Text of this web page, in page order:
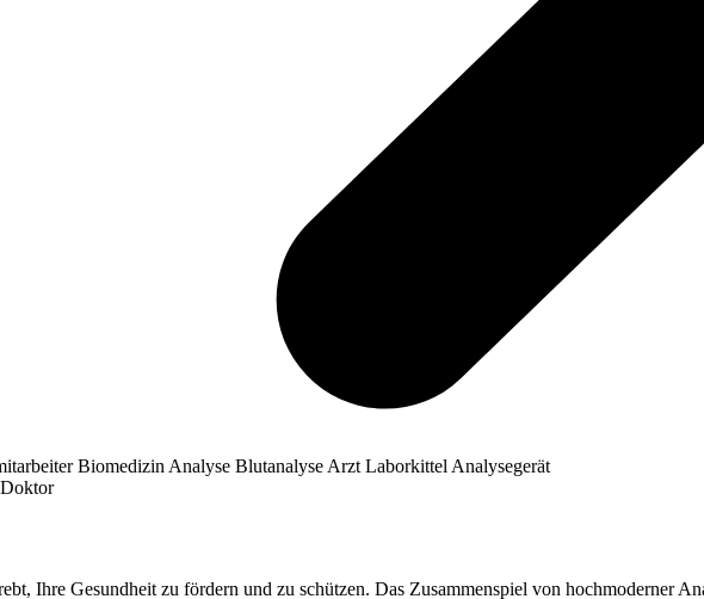
Ihre Gesundheit zu fördern und zu schützen. Das Zusammenspiel von hochmoderner